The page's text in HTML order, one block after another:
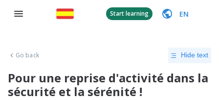
Start learning EN
Go back Hide text
Pour une reprise d'activité dans la
sécurité et la sérénité !